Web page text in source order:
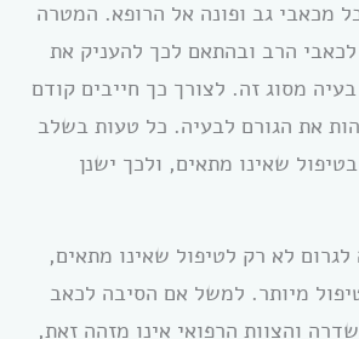
מכאבי גב ופונה אל הרופא. המטרה
הרב ובהתאם לכך להעניק את
מסוג זה. לצורך כך חייבים קודם
את הגורם לבעיה. כל טעות בשלב
שאינו מתאים, ולכך ישנן
לגרום לא רק לטיפול שאינו מתאים,
מיותר. למשל אם הסיבה לכאב
והצוות הרפואי אינו מזהה זאת,